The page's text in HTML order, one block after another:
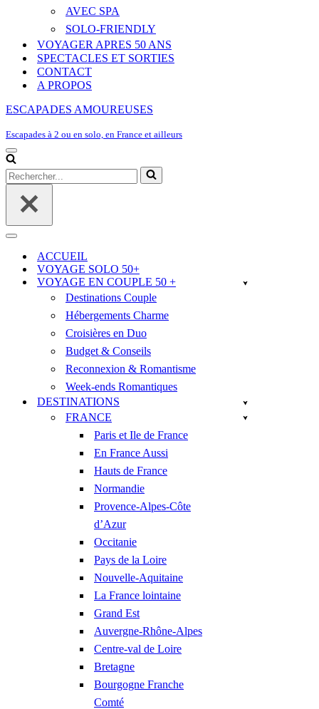
AVEC SPA
SOLO-FRIENDLY
VOYAGER APRES 50 ANS
SPECTACLES ET SORTIES
CONTACT
A PROPOS
ESCAPADES AMOUREUSES
Escapades à 2 ou en solo, en France et ailleurs
Menu
de
navigation
Rechercher...
Menu
navigationACCUEIL
VOYAGE SOLO 50+
VOYAGE EN COUPLE 50 +
Destinations Couple
Hébergements Charme
Croisières en Duo
Budget & Conseils
Reconnexion & Romantisme
Week-ends Romantiques
DESTINATIONS
FRANCE
Paris et Ile de France
En France Aussi
Hauts de France
Normandie
Provence-Alpes-Côte
d’Azur
Occitanie
Pays de la Loire
Nouvelle-Aquitaine
La France lointaine
Grand Est
Auvergne-Rhône-Alpes
Centre-val de Loire
Bretagne
Bourgogne Franche
Comté